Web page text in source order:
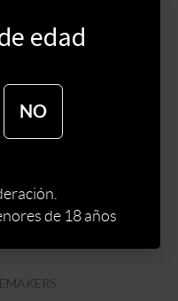
FRANC 750
edad
NO
de 18 años